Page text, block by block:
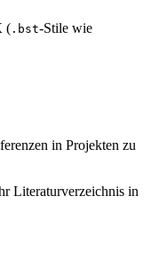
( .bst-Stile wie
in Projekten zu
Literaturverzeichnis in